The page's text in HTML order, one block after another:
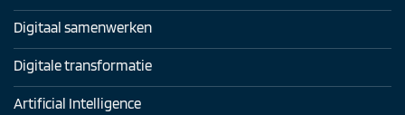
Digitaal samenwerken
Digitale transformatie
Artificial Intelligence